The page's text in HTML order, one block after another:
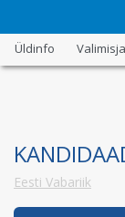
Üldinfo
Eesti Vabariik